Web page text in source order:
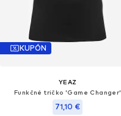
KUPÓN
YEAZ
Funkčné tričko 'Game Changer'
71,10 €